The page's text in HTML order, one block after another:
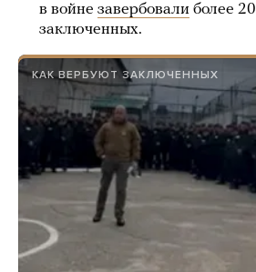
в войне завербовали более
заключенных.
КАК ВЕРБУЮТ ЗАКЛЮЧЕННЫХ